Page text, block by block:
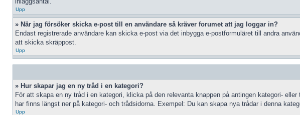
Upp
» När jag försöker skicka e-post till en användare så kräver forumet att jag loggar in?
Endast registrerade användare kan skicka e-post via det inbygga e-postformuläret till andra
att skicka skräppost.
Upp
» Hur skapar jag en ny tråd i en kategori?
För att skapa en ny tråd i en kategori, klicka på den relevanta knappen på antingen kategori-
har finns längst ner på kategori- och trådsidorna. Exempel: Du kan skapa nya trådar i denna
Upp